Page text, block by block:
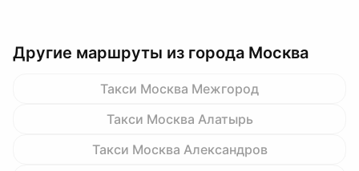
Другие маршруты из города Москва
Такси Москва Межгород
Такси Москва Алатырь
Такси Москва Александров